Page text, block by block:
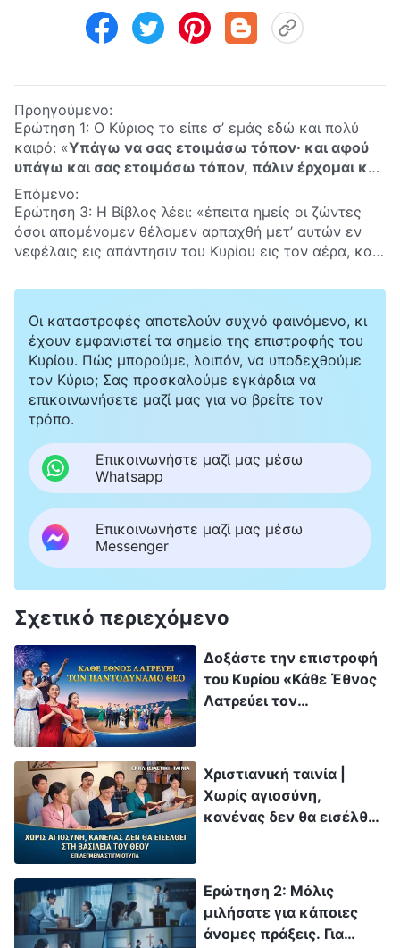
Προηγούμενο:
Ερώτηση 1: Ο Κύριος το είπε σ’ εμάς εδώ και πολύ
καιρό: «Υπάγω να σας ετοιμάσω τόπον· και αφού
υπάγω και σας ετοιμάσω τόπον, πάλιν έρχομαι και
θέλω σας παραλάβει προς εμαυτόν, διά να είσθε
και σεις, όπου είμαι εγώ»(Κατά Ιωάννην 14:2-3). Ο
Κύριος Ιησούς έχει ήδη εξασφαλίσει μια θέση για μας
στον ουρανό. Όταν επιστρέψει, θα μας ανυψώσει
κατευθείαν στη βασιλεία των ουρανών. Αν ο Κύριος
Επόμενο:
Ερώτηση 3: Η Βίβλος λέει: «έπειτα ημείς οι ζώντες
όσοι απομένομεν θέλομεν αρπαχθή μετ’ αυτών εν
νεφέλαις εις απάντησιν του Κυρίου εις τον αέρα, και
(Προς Θεσσαλονικείς Α΄ 4:17). Πώς θα πρέπει να το
Οι καταστροφές αποτελούν συχνό φαινόμενο, κι
έχουν εμφανιστεί τα σημεία της επιστροφής του
Κυρίου. Πώς μπορούμε, λοιπόν, να υποδεχθούμε
τον Κύριο; Σας προσκαλούμε εγκάρδια να
επικοινωνήσετε μαζί μας για να βρείτε τον
τρόπο.
Επικοινωνήστε μαζί μας μέσω
Whatsapp
Επικοινωνήστε μαζί μας μέσω
Messenger
Σχετικό περιεχόμενο
Δοξάστε την επιστροφή
του Κυρίου «Κάθε Έθνος
Λατρεύει τον
Χριστιανική ταινία |
Χωρίς αγιοσύνη,
κανένας δεν θα εισέλθει
στιγμιότυπα)
Ερώτηση 2: Μόλις
μιλήσατε για κάποιες
άνομες πράξεις. Για